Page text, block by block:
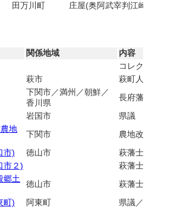
田万川町 庄屋(奥阿武宰判江崎村)／越
関係地域
内容
コレクション／
萩市
萩町人・商家
下関市／満州／朝鮮／
香川県
長府藩士／政府
岩国市
県議
地
下関市
農地改革時木札
市)
徳山市
萩藩士（寄組）
市２)
萩藩士（寄組）
郷土
徳山市
萩藩士（寄組）
町)
阿東町
県議／医師